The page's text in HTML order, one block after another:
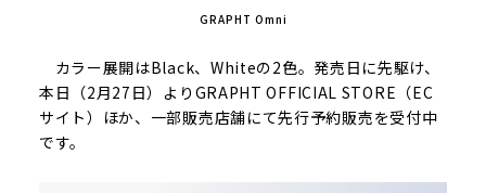
GRAPHT Omni
カラー展開はBlack、Whiteの2色。発売日に先駆け、
本日（2月27日）よりGRAPHT OFFICIAL STORE（EC
サイト）ほか、一部販売店舗にて先行予約販売を受付中
です。